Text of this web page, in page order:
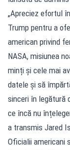
„Apreciez efortul
Trump pentru a
american privind
NASA, misiunea
minți și cele mai
datele și să
sinceri în legătură
ce încă nu
a transmis Jared
Oficialii americani